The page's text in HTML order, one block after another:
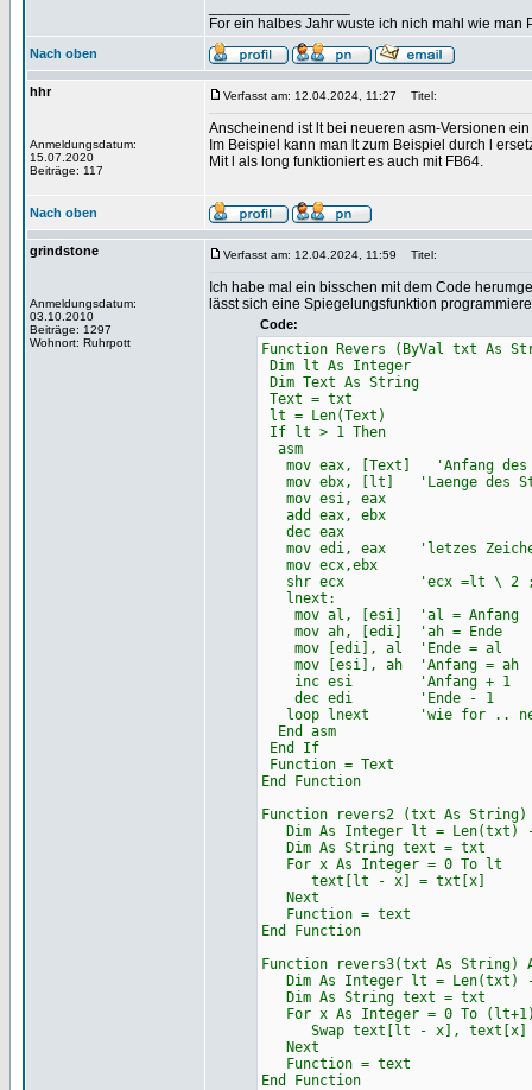
For ein halbes Jahr wuste ich nich mahl wie man
Nach oben
hhr
Anmeldungsdatum:
15.07.2020
Beiträge: 117
Verfasst am: 12.04.2024, 11:27 Titel:
Anscheinend ist lt bei neueren asm-Versionen
Im Beispiel kann man lt zum Beispiel durch l
Mit l als long funktioniert es auch mit FB64.
Nach oben
grindstone
Anmeldungsdatum:
03.10.2010
Beiträge: 1297
Wohnort: Ruhrpott
Verfasst am: 12.04.2024, 11:59 Titel:
Ich habe mal ein bisschen mit dem Code
lässt sich eine Spiegelungsfunktion
Code:
Function Revers (ByVal txt As
Dim lt As Integer
Dim Text As String
Text = txt
lt = Len(Text)
If lt > 1 Then
asm
mov eax, [Text] 'Anfang des
mov ebx, [lt] 'Laenge des
mov esi, eax
add eax, ebx
dec eax
mov edi, eax 'letzes
mov ecx,ebx
shr ecx 'ecx =lt \ 2
lnext:
mov al, [esi] 'al = Anfang
mov ah, [edi] 'ah = Ende
mov [edi], al 'Ende = al
mov [esi], ah 'Anfang = ah
inc esi 'Anfang + 1
dec edi 'Ende - 1
loop lnext 'wie for ..
End asm
End If
Function = Text
End Function
Function revers2 (txt As String)
Dim As Integer lt = Len(txt)
Dim As String text = txt
For x As Integer = 0 To lt
text[lt - x] = txt[x]
Next
Function = text
End Function
Function revers3(txt As String)
Dim As Integer lt = Len(txt)
Dim As String text = txt
For x As Integer = 0 To
Swap text[lt - x], text[x]
Next
Function = text
End Function